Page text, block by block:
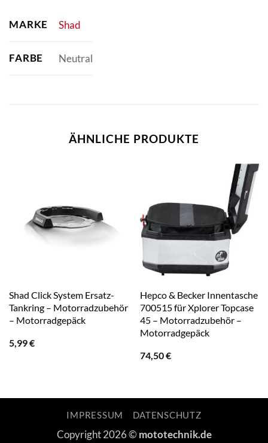
MARKE Shad
FARBE Neutral
ÄHNLICHE PRODUKTE
Shad Click System Ersatz-
Tankring – Motorradzubehör
– Motorradgepäck
5,99€
Hepco & Becker Innentasche
700515 für Xplorer Topcase
45 – Motorradzubehör –
Motorradgepäck
74,50€
IMPRESSUM DATENSCHUTZ
Copyright 2026 © mototechnik.de